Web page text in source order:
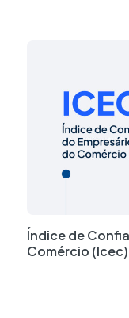
Índice de
Comércio